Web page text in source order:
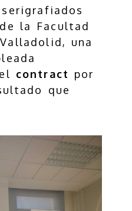
la Facultad
una
contract por
que